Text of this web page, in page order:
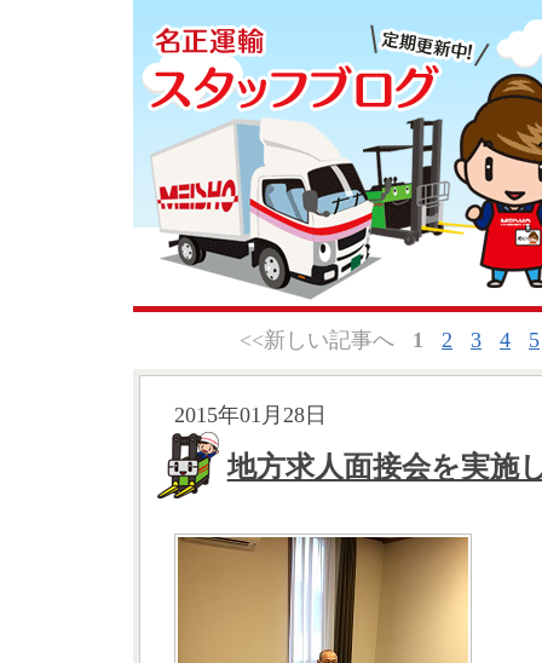
<<新しい記事へ 1 2 3 4 5
2015年01月28日
地方求人面接会を実施